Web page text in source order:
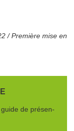
/ Première mise en
guide de présen­